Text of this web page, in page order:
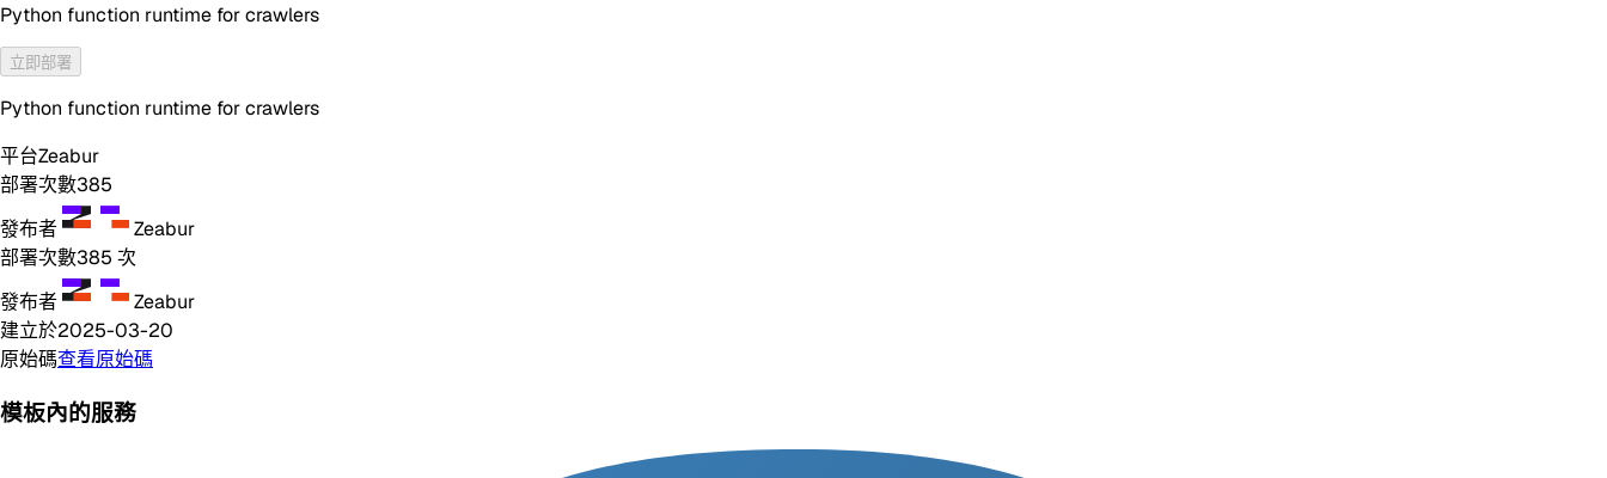
Python function runtime for crawlers
立即部署
Python function runtime for crawlers
平台Zeabur
部署次數385
發布者
Zeabur
部署次數385 次
發布者
Zeabur
建立於2025-03-20
原始碼查看原始碼
模板內的服務